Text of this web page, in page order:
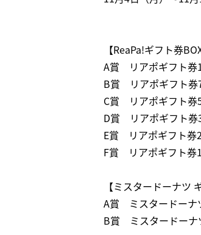
【ReaPa!ギフト券
A賞 リアポギフト
B賞 リアポギフト
C賞 リアポギフト
D賞 リアポギフト
E賞 リアポギフト券
F賞 リアポギフト券
【ミスタードーナツ
A賞 ミスタードーナ
B賞 ミスタードーナ